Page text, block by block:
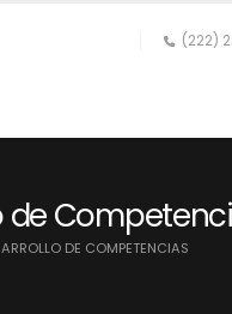
(222)
de
DE COMPETENCIAS